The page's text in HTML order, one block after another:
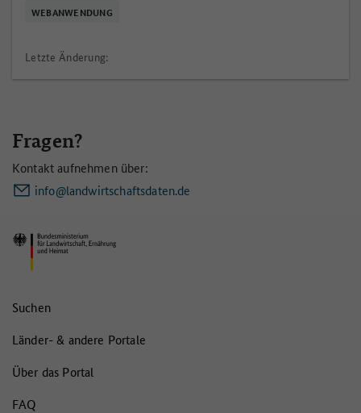
WEBANWENDUNG
Letzte Änderung:
Fragen?
Kontakt aufnehmen über:
info@landwirtschaftsdaten.de
Suchen
Länder- & andere Portale
Über das Portal
FAQ